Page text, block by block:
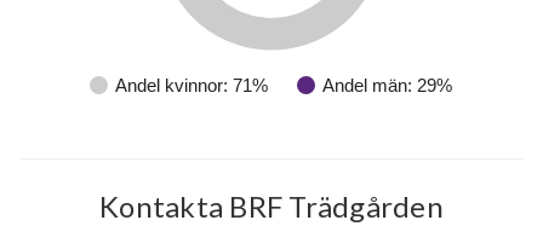
Andel kvinnor: 71% Andel män: 29%
Kontakta BRF Trädgården